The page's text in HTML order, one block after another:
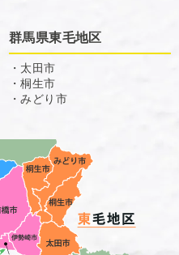
群馬県東毛地区
・太田市
・桐生市
・みどり市